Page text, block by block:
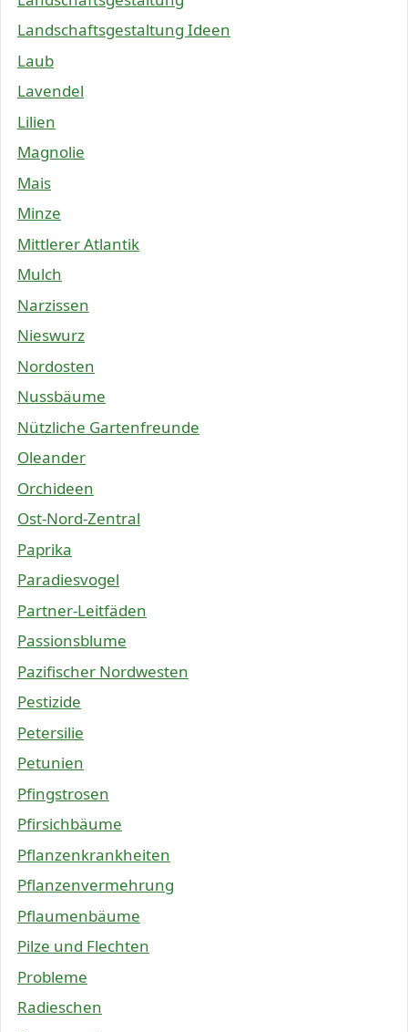
Landschaftsgestaltung Ideen
Laub
Lavendel
Lilien
Magnolie
Mais
Minze
Mittlerer Atlantik
Mulch
Narzissen
Nieswurz
Nordosten
Nussbäume
Nützliche Gartenfreunde
Oleander
Orchideen
Ost-Nord-Zentral
Paprika
Paradiesvogel
Partner-Leitfäden
Passionsblume
Pazifischer Nordwesten
Pestizide
Petersilie
Petunien
Pfingstrosen
Pfirsichbäume
Pflanzenkrankheiten
Pflanzenvermehrung
Pflaumenbäume
Pilze und Flechten
Probleme
Radieschen